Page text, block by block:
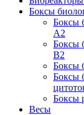
Боксы
Боксы
A2
Боксы
B2
Боксы
Боксы
Боксы
Весы